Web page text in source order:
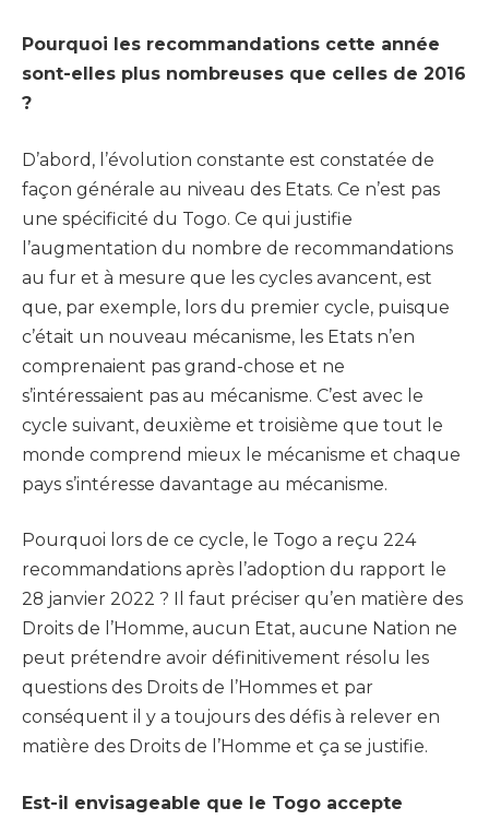
Pourquoi les recommandations cette année
sont-elles plus nombreuses que celles de 2016
?
D’abord, l’évolution constante est constatée de
façon générale au niveau des Etats. Ce n’est pas
une spécificité du Togo. Ce qui justifie
l’augmentation du nombre de recommandations
au fur et à mesure que les cycles avancent, est
que, par exemple, lors du premier cycle, puisque
c’était un nouveau mécanisme, les Etats n’en
comprenaient pas grand-chose et ne
s’intéressaient pas au mécanisme. C’est avec le
cycle suivant, deuxième et troisième que tout le
monde comprend mieux le mécanisme et chaque
pays s’intéresse davantage au mécanisme.
Pourquoi lors de ce cycle, le Togo a reçu 224
recommandations après l’adoption du rapport le
28 janvier 2022 ? Il faut préciser qu’en matière des
Droits de l’Homme, aucun Etat, aucune Nation ne
peut prétendre avoir définitivement résolu les
questions des Droits de l’Hommes et par
conséquent il y a toujours des défis à relever en
matière des Droits de l’Homme et ça se justifie.
Est-il envisageable que le Togo accepte